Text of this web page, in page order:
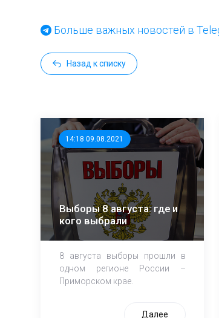
Больше важных новостей в
Назад к списку
14:18 09.08.2021
Выборы 8 августа: где и
кого выбрали
8 августа выборы прошли в
одном регионе России –
Приморском крае.
Далее